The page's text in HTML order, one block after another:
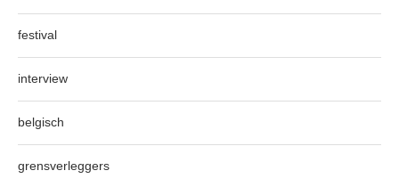
festival
interview
belgisch
grensverleggers